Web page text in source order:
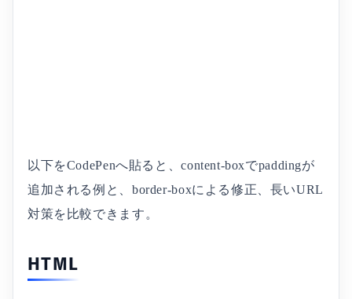
以下をCodePenへ貼ると、content-boxでpaddingが
追加される例と、border-boxによる修正、長いURL
対策を比較できます。
HTML